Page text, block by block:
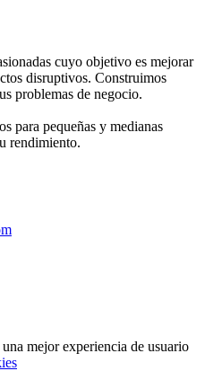
cuyo objetivo es mejorar
disruptivos. Construimos
problemas de negocio.
para pequeñas y medianas
rendimiento.
mejor experiencia de usuario